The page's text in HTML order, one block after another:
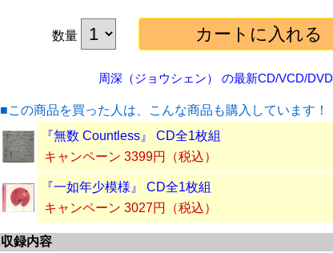
数量
周深（ジョウシェン） の最新CD/VCD/DVD
■この商品を買った人は、こんな商品も購入しています！
『無数 Countless』 CD全1枚組
キャンペーン 3399円（税込）
『一如年少模様』 CD全1枚組
キャンペーン 3027円（税込）
収録内容